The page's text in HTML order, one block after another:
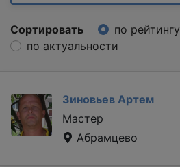
Сортировать по рейтингу
по актуальности
Зиновьев Артем
Мастер
Абрамцево